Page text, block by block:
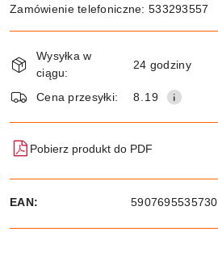
Zamówienie telefoniczne: 533293557
i
dostawa
Wysyłka w
ciągu:
24 godziny
Cena przesyłki: 8.19
Pobierz produkt do PDF
EAN: 5907695535730